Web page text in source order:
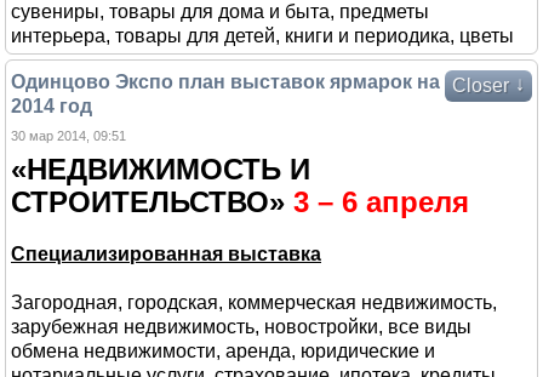
сувениры, товары для дома и быта, предметы
интерьера, товары для детей, книги и периодика, цветы
Closer ↓
Одинцово Экспо план выставок ярмарок на
2014 год
30 мар 2014, 09:51
«НЕДВИЖИМОСТЬ И
СТРОИТЕЛЬСТВО» 3 – 6 апреля
Специализированная выставка
Загородная, городская, коммерческая недвижимость,
зарубежная недвижимость, новостройки, все виды
обмена недвижимости, аренда, юридические и